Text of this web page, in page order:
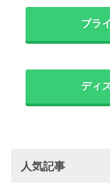
ブラ
ディ
人気記事